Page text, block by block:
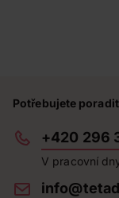
Potřebujete
+420 296
V pracovní